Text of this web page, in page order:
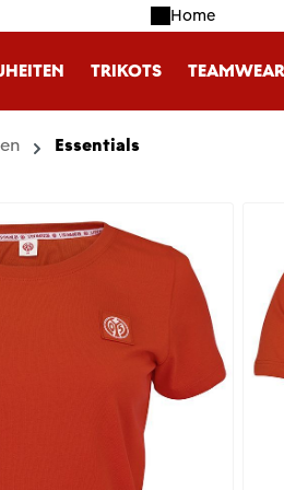
Home
TRIKOTS TEAMWEAR
Essentials